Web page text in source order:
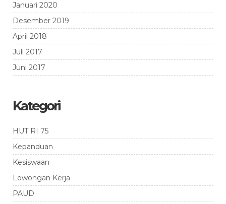
Januari 2020
Desember 2019
April 2018
Juli 2017
Juni 2017
Kategori
HUT RI 75
Kepanduan
Kesiswaan
Lowongan Kerja
PAUD